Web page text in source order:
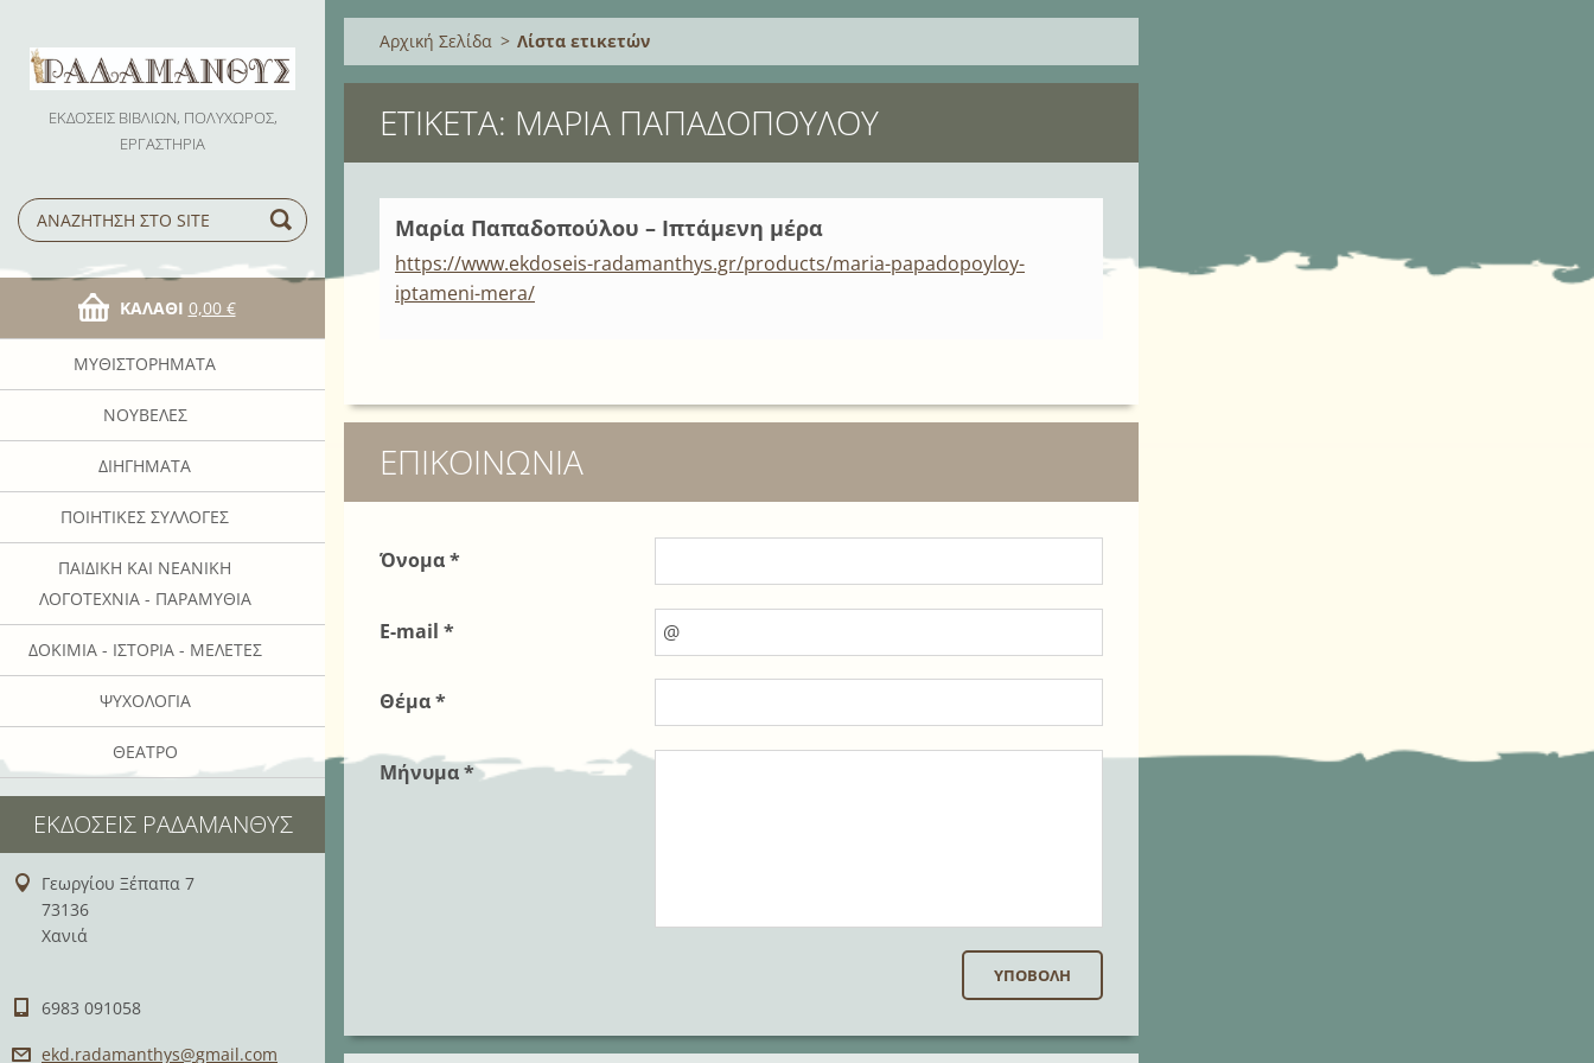
ΕΚΔΟΣΕΙΣ ΒΙΒΛΙΩΝ, ΠΟΛΥΧΩΡΟΣ,
ΕΡΓΑΣΤΗΡΙΑ
ΚΑΛΆΘΙ 0,00 €
ΜΥΘΙΣΤΟΡΉΜΑΤΑ
ΝΟΥΒΈΛΕΣ
ΔΙΗΓΉΜΑΤΑ
ΠΟΙΗΤΙΚΈΣ ΣΥΛΛΟΓΈΣ
ΠΑΙΔΙΚΉ ΚΑΙ ΝΕΑΝΙΚΉ
ΛΟΓΟΤΕΧΝΊΑ - ΠΑΡΑΜΎΘΙΑ
ΔΟΚΊΜΙΑ - ΙΣΤΟΡΊΑ - ΜΕΛΈΤΕΣ
ΨΥΧΟΛΟΓΊΑ
ΘΈΑΤΡΟ
ΕΚΔΌΣΕΙΣ ΡΑΔΆΜΑΝΘΥΣ
Γεωργίου Ξέπαπα 7
73136
Χανιά
6983 091058
ekd.radamanthys@gmail.com
Αρχική Σελίδα > Λίστα ετικετών
ΕΤΙΚΈΤΑ: ΜΑΡΊΑ ΠΑΠΑΔΟΠΟΎΛΟΥ
Μαρία Παπαδοπούλου – Ιπτάμενη μέρα
https://www.ekdoseis-radamanthys.gr/products/maria-papadopoyloy-
iptameni-mera/
ΕΠΙΚΟΙΝΩΝΊΑ
Όνομα *
E-mail *
Θέμα *
Μήνυμα *